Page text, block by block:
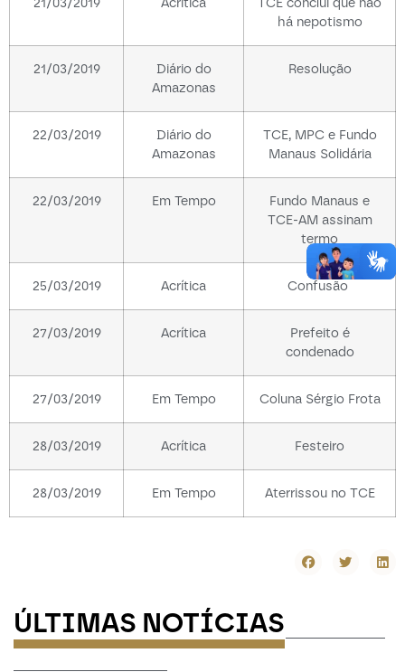
há nepotismo
21/03/2019
Diário do
Amazonas
Resolução
22/03/2019
Diário do
Amazonas
TCE, MPC e Fundo
Manaus Solidária
22/03/2019 Em Tempo
Fundo Manaus e
TCE-AM assinam
termo
25/03/2019 Acrítica Confusão
27/03/2019 Acrítica
Prefeito é
condenado
27/03/2019 Em Tempo Coluna Sérgio Frota
28/03/2019 Acrítica Festeiro
28/03/2019 Em Tempo Aterrissou no TCE
ÚLTIMAS NOTÍCIAS
-----------------